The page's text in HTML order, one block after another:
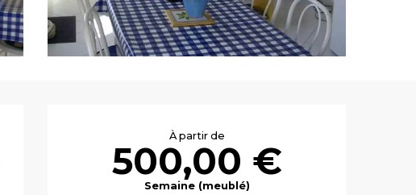
Ouverture et
À partir de
500,00 €
Semaine (meublé)